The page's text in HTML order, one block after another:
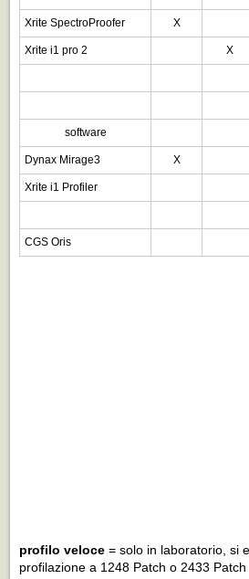
Xrite SpectroProofer X
Xrite i1 pro 2 X
software
Dynax Mirage3 X
Xrite i1 Profiler
CGS Oris
profilo veloce = solo in laboratorio, si
profilazione a 1248 Patch o 2433 Patch